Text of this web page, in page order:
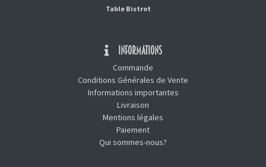
Table Bistrot
INFORMATIONS
Commande
Conditions Générales de Vente
Informations importantes
Livraison
Mentions légales
Paiement
Qui sommes-nous?